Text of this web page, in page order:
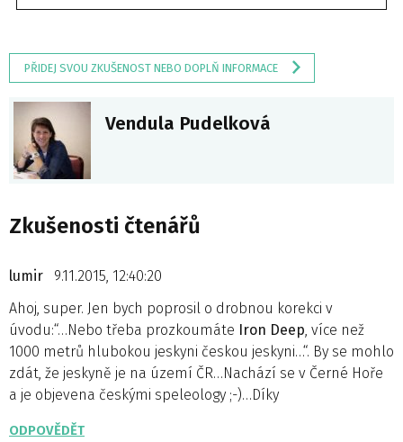
PŘIDEJ SVOU ZKUŠENOST NEBO DOPLŇ INFORMACE
Vendula Pudelková
Zkušenosti čtenářů
lumir
9.11.2015, 12:40:20
Ahoj, super. Jen bych poprosil o drobnou korekci v
úvodu:“…Nebo třeba prozkoumáte Iron Deep , více než
1000 metrů hlubokou jeskyni českou jeskyni…“. By se mohlo
zdát, že jeskyně je na území ČR…Nachází se v Černé Hoře
a je objevena českými speleology ;-)…Díky
ODPOVĚDĚT